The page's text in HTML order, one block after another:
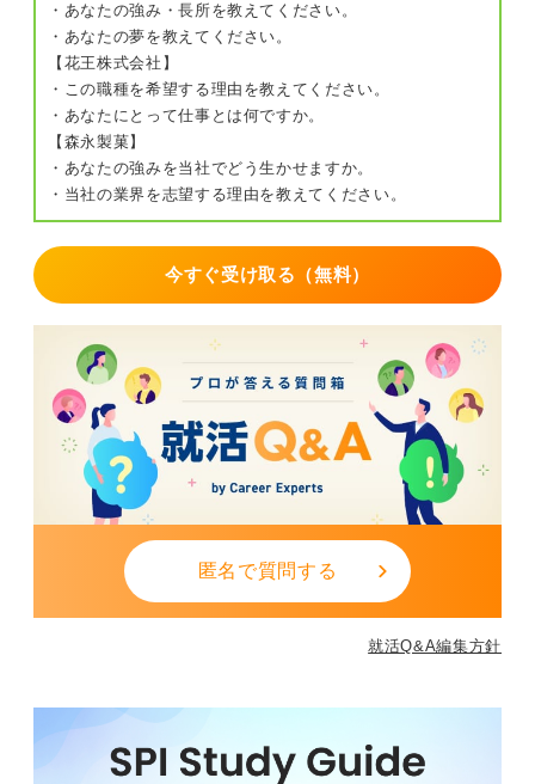
・あなたの強み・長所を教えてください。
・あなたの夢を教えてください。
【花王株式会社】
・この職種を希望する理由を教えてください。
・あなたにとって仕事とは何ですか。
【森永製菓】
・あなたの強みを当社でどう生かせますか。
・当社の業界を志望する理由を教えてください。
今すぐ受け取る（無料）
匿名で質問する
就活Q&A編集方針